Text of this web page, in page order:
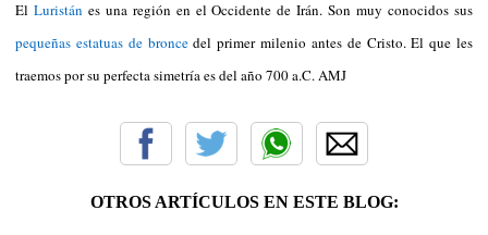
El Luristán es una región en el Occidente de Irán. Son muy conocidos sus
pequeñas estatuas de broncedel primer milenio antes de Cristo. El que les
traemos por su perfecta simetría es del año 700 a.C. AMJ
OTROS ARTÍCULOS EN ESTE BLOG: